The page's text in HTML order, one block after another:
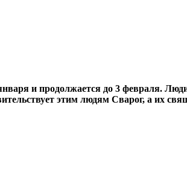
и продолжается до 3 февраля.
этим людям Сварог, а их